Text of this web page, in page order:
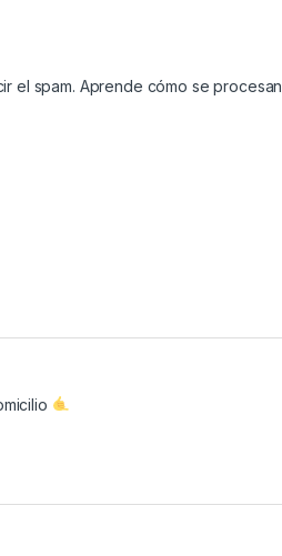
el spam. Aprende cómo se procesan